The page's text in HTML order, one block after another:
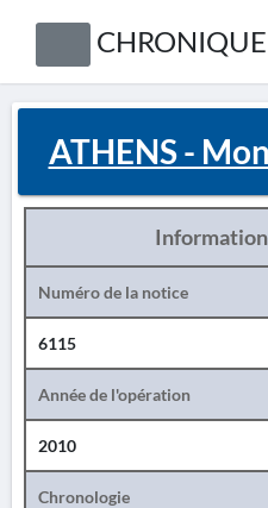
ATHENS -
Numéro de la notice
6115
Année de l'opération
2010
Chronologie